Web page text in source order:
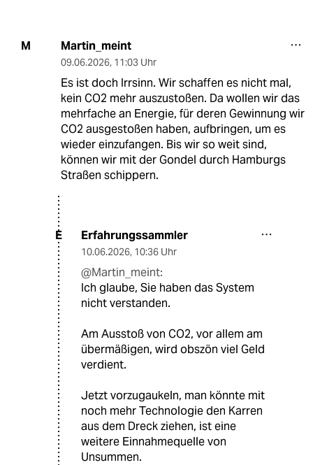
M Martin_meint
09.06.2026, 11:03 Uhr
Es ist doch Irrsinn. Wir schaffen es nicht mal,
kein CO2 mehr auszustoßen. Da wollen wir das
mehrfache an Energie, für deren Gewinnung wir
CO2 ausgestoßen haben, aufbringen, um es
wieder einzufangen. Bis wir so weit sind,
können wir mit der Gondel durch Hamburgs
Straßen schippern.
E Erfahrungssammler
10.06.2026, 10:36 Uhr
@Martin_meint:
Ich glaube, Sie haben das System
nicht verstanden.
Am Ausstoß von CO2, vor allem am
übermäßigen, wird obszön viel Geld
verdient.
Jetzt vorzugaukeln, man könnte mit
noch mehr Technologie den Karren
aus dem Dreck ziehen, ist eine
weitere Einnahmequelle von
Unsummen.